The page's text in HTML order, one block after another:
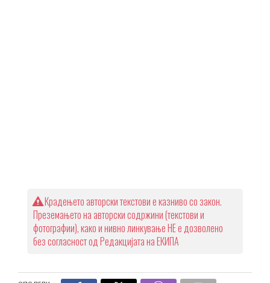
Крадењето авторски текстови е казниво со закон.
Преземањето на авторски содржини (текстови и
фотографии), како и нивно линкување НЕ е дозволено
без согласност од Редакцијата на ЕКИПА